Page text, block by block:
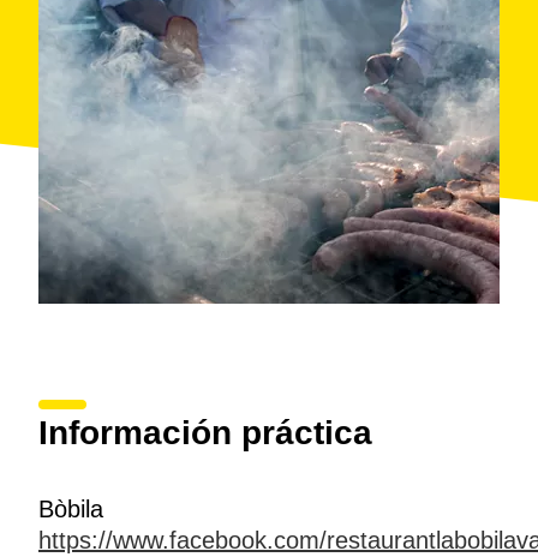
Información práctica
Bòbila
https://www.facebook.com/